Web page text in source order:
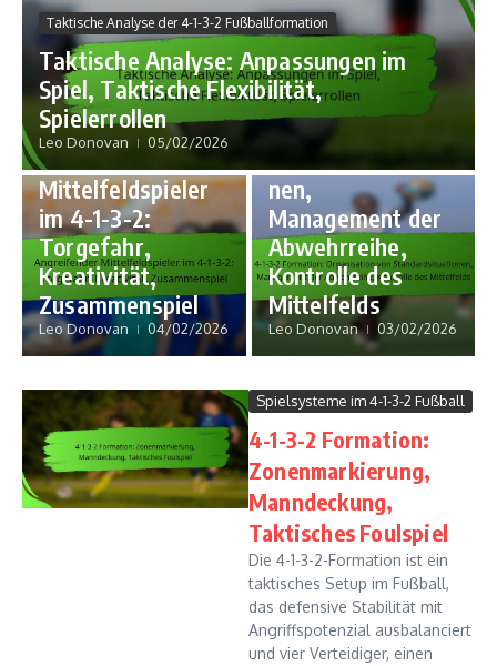
Taktische Analyse der 4-1-3-2 Fußballformation
Taktische Analyse: Anpassungen im
Spiel, Taktische Flexibilität,
Spielerrollen
Leo Donovan 05/02/2026
Spielerrollen in der 4-1-3-2
Fußballformation
Angreifender
Mittelfeldspieler
im 4-1-3-2:
Torgefahr,
Kreativität,
Zusammenspiel
Leo Donovan 04/02/2026
Spielsysteme im 4-1-3-2
Fußball
4-1-3-2
Formation:
Organisation von
Standardsituatio
nen,
Management der
Abwehrreihe,
Kontrolle des
Mittelfelds
Leo Donovan 03/02/2026
Spielsysteme im 4-1-3-2 Fußball
4-1-3-2 Formation:
Zonenmarkierung,
Manndeckung,
Taktisches Foulspiel
Die 4-1-3-2-Formation ist ein
taktisches Setup im Fußball,
das defensive Stabilität mit
Angriffspotenzial ausbalanciert
und vier Verteidiger, einen